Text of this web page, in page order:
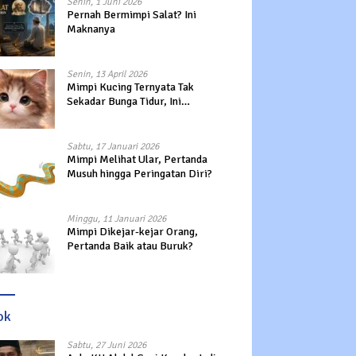
Pernah Bermimpi Salat? Ini
Maknanya
Senin, 13 April 2026
Mimpi Kucing Ternyata Tak
Sekadar Bunga Tidur, Ini
Sabtu, 17 Januari 2026
Mimpi Melihat Ular, Pertanda
Musuh hingga Peringatan Diri?
Minggu, 11 Januari 2026
Mimpi Dikejar-kejar Orang,
Pertanda Baik atau Buruk?
Sabtu, 27 Juni 2026